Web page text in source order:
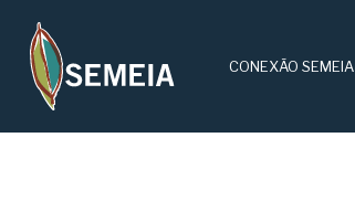
CONEXÃO SEMEIA